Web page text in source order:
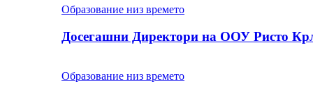
Образование низ времето
Досегашни Директори на ООУ Ристо
Образование низ времето